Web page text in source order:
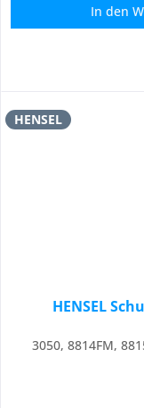
In den
HENSEL
HENSEL
3050, 8814FM,